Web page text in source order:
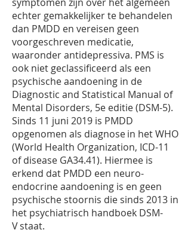
echter gemakkelijker te behandelen
dan PMDD en vereisen geen
voorgeschreven medicatie,
waaronder antidepressiva. PMS is
ook niet geclassificeerd als een
psychische aandoening in de
Diagnostic and Statistical Manual of
Mental Disorders, 5e editie (DSM-5).
Sinds 11 juni 2019 is PMDD
opgenomen als diagnose in het WHO
(World Health Organization, ICD-11
of disease GA34.41). Hiermee is
erkend dat PMDD een neuro-
endocrine aandoening is en geen
psychische stoornis die sinds 2013 in
het psychiatrisch handboek DSM-
V staat.